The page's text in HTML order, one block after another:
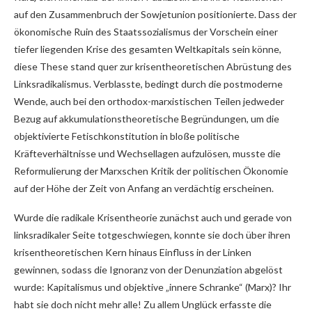
auf den Zusammenbruch der Sowjetunion positionierte. Dass der
ökonomische Ruin des Staatssozialismus der Vorschein einer
tiefer liegenden Krise des gesamten Weltkapitals sein könne,
diese These stand quer zur krisentheoretischen Abrüstung des
Linksradikalismus. Verblasste, bedingt durch die postmoderne
Wende, auch bei den orthodox-marxistischen Teilen jedweder
Bezug auf akkumulationstheoretische Begründungen, um die
objektivierte Fetischkonstitution in bloße politische
Kräfteverhältnisse und Wechsellagen aufzulösen, musste die
Reformulierung der Marxschen Kritik der politischen Ökonomie
auf der Höhe der Zeit von Anfang an verdächtig erscheinen.
Wurde die radikale Krisentheorie zunächst auch und gerade von
linksradikaler Seite totgeschwiegen, konnte sie doch über ihren
krisentheoretischen Kern hinaus Einfluss in der Linken
gewinnen, sodass die Ignoranz von der Denunziation abgelöst
wurde: Kapitalismus und objektive „innere Schranke“ (Marx)? Ihr
habt sie doch nicht mehr alle! Zu allem Unglück erfasste die